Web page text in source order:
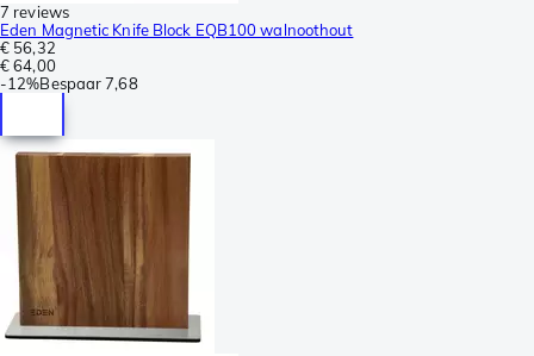
7 reviews
Eden Magnetic Knife Block EQB100 walnoothout
€ 56,32
€ 64,00
-12%Bespaar 7,68